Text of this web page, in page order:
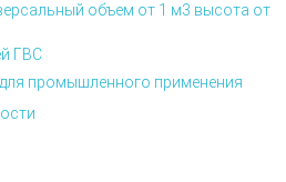
объем от 1 м3 высота от
ГВС
промышленного применения